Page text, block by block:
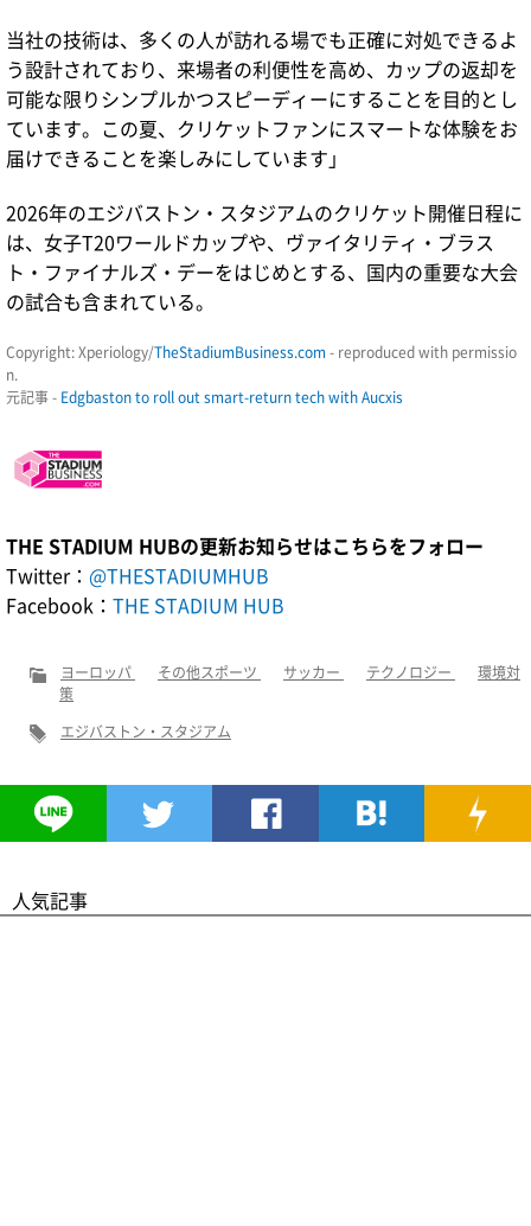
当社の技術は、多くの人が訪れる場でも正確に対処できるよ
う設計されており、来場者の利便性を高め、カップの返却を
可能な限りシンプルかつスピーディーにすることを目的とし
ています。この夏、クリケットファンにスマートな体験をお
届けできることを楽しみにしています」
2026年のエジバストン・スタジアムのクリケット開催日程に
は、女子T20ワールドカップや、ヴァイタリティ・ブラス
ト・ファイナルズ・デーをはじめとする、国内の重要な大会
の試合も含まれている。
Copyright: Xperiology/TheStadiumBusiness.com - reproduced with permissio
n.
元記事 - Edgbaston to roll out smart-return tech with Aucxis
THE STADIUM HUBの更新お知らせはこちらをフォロー
Twitter： @THESTADIUMHUB
Facebook： THE STADIUM HUB
ヨーロッパ その他スポーツ サッカー テクノロジー
環境対
策
エジバストン・スタジアム